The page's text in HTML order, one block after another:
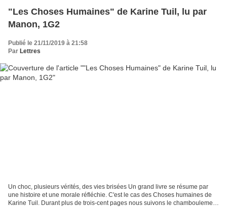
"Les Choses Humaines" de Karine Tuil, lu par
Manon, 1G2
Publié le 21/11/2019 à 21:58
Par Lettres
Un choc, plusieurs vérités, des vies brisées Un grand livre se résume par
une histoire et une morale réfléchie. C'est le cas des Choses humaines de
Karine Tuil. Durant plus de trois-cent pages nous suivons le chamboulement